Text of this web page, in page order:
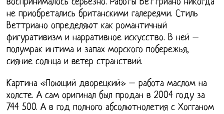
воспринималось серьёзно. Работы Веттриано никогда
не приобретались британскими галереями. Стиль
Веттриано определяют как романтичный
фигуративизм и нарративное искусство. В ней –
полумрак интима и запах морского побережья,
сияние солнца и ветер странствий.
Картина «Поющий дворецкий» – работа маслом на
холсте. А сам оригинал был продан в 2004 году за
744 500. А в год полного абсолютнолетия с Хогганом